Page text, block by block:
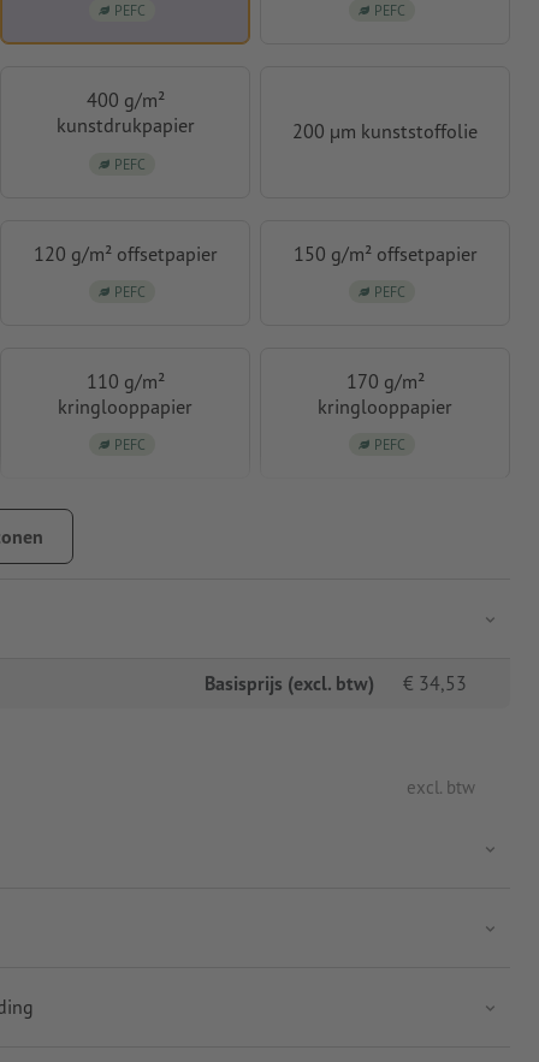
PEFC PEFC
400 g/m²
kunstdrukpapier
PEFC
200 µm kunststoffolie
120 g/m² offsetpapier
PEFC
150 g/m² offsetpapier
PEFC
110 g/m²
kringlooppapier
PEFC
170 g/m²
kringlooppapier
PEFC
Basisprijs (excl. btw) € 34,53
excl. btw